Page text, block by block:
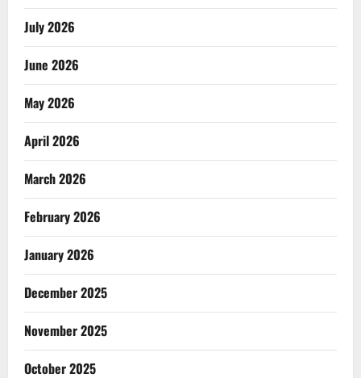
July 2026
June 2026
May 2026
April 2026
March 2026
February 2026
January 2026
December 2025
November 2025
October 2025